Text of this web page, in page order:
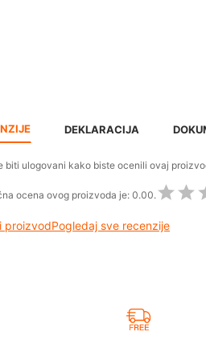
DEKLARACIJA
biti ulogovani kako biste ocenili ovaj
ocena ovog proizvoda je: 0.00.
proizvodPogledaj sve recenzije